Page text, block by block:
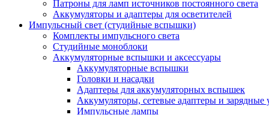
Патроны для ламп источников постоянного света
Аккумуляторы и адаптеры для осветителей
Импульсный свет (студийные вспышки)
Комплекты импульсного света
Студийные моноблоки
Аккумуляторные вспышки и аксессуары
Аккумуляторные вспышки
Головки и насадки
Адаптеры для аккумуляторных вспышек
Аккумуляторы, сетевые адаптеры и зарядные
Импульсные лампы